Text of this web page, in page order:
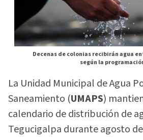
Decenas de colonias recibirán agua
según la
La Unidad Municipal de Agua
Saneamiento (UMAPS)
calendario de distribución de
Tegucigalpa durante agosto